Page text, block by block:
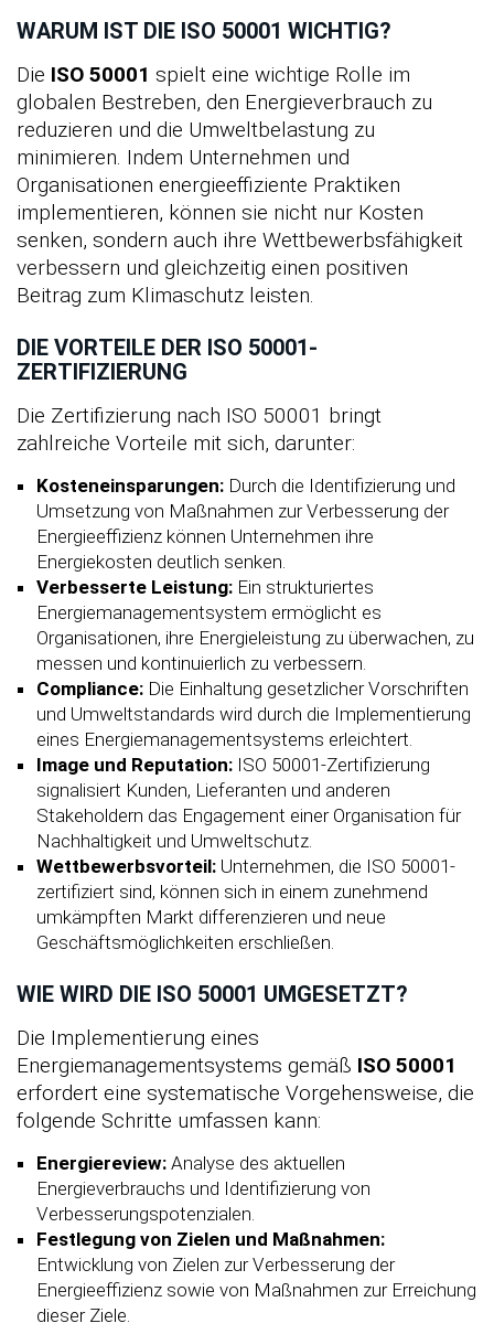
WARUM IST DIE ISO 50001 WICHTIG?
Die ISO 50001 spielt eine wichtige Rolle im
globalen Bestreben, den Energieverbrauch zu
reduzieren und die Umweltbelastung zu
minimieren. Indem Unternehmen und
Organisationen energieeffiziente Praktiken
implementieren, können sie nicht nur Kosten
senken, sondern auch ihre Wettbewerbsfähigkeit
verbessern und gleichzeitig einen positiven
Beitrag zum Klimaschutz leisten.
DIE VORTEILE DER ISO 50001-
ZERTIFIZIERUNG
Die Zertifizierung nach ISO 50001 bringt
zahlreiche Vorteile mit sich, darunter:
Kosteneinsparungen: Durch die Identifizierung und
Umsetzung von Maßnahmen zur Verbesserung der
Energieeffizienz können Unternehmen ihre
Energiekosten deutlich senken.
Verbesserte Leistung: Ein strukturiertes
Energiemanagementsystem ermöglicht es
Organisationen, ihre Energieleistung zu überwachen, zu
messen und kontinuierlich zu verbessern.
Compliance: Die Einhaltung gesetzlicher Vorschriften
und Umweltstandards wird durch die Implementierung
eines Energiemanagementsystems erleichtert.
Image und Reputation: ISO 50001-Zertifizierung
signalisiert Kunden, Lieferanten und anderen
Stakeholdern das Engagement einer Organisation für
Nachhaltigkeit und Umweltschutz.
Wettbewerbsvorteil: Unternehmen, die ISO 50001-
zertifiziert sind, können sich in einem zunehmend
umkämpften Markt differenzieren und neue
Geschäftsmöglichkeiten erschließen.
WIE WIRD DIE ISO 50001 UMGESETZT?
Die Implementierung eines
Energiemanagementsystems gemäß ISO 50001
erfordert eine systematische Vorgehensweise, die
folgende Schritte umfassen kann:
Energiereview: Analyse des aktuellen
Energieverbrauchs und Identifizierung von
Verbesserungspotenzialen.
Festlegung von Zielen und Maßnahmen:
Entwicklung von Zielen zur Verbesserung der
Energieeffizienz sowie von Maßnahmen zur Erreichung
dieser Ziele.